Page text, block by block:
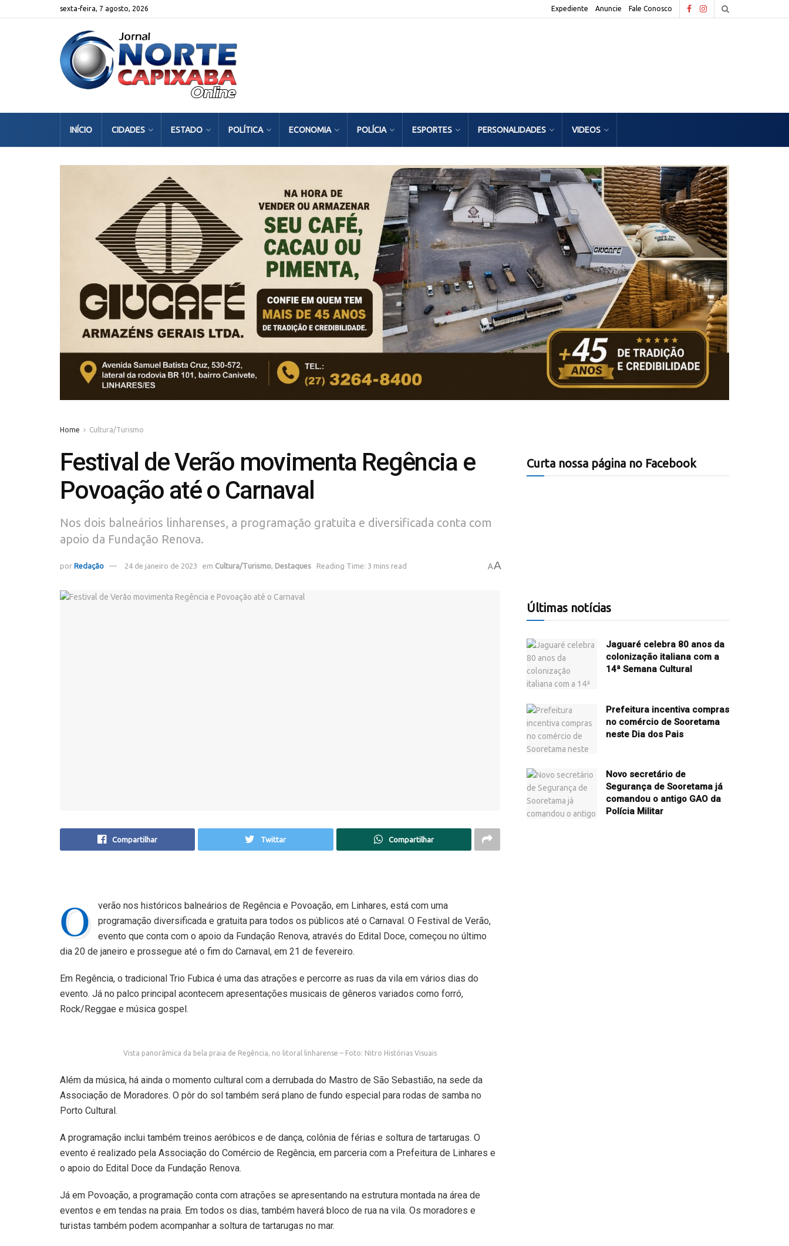
sexta-feira, 7 agosto, 2026 Expediente Anuncie Fale Conosco
INÍCIO CIDADES ESTADO POLÍTICA ECONOMIA POLÍCIA ESPORTES PERSONALIDADES VIDEOS
Home Cultura/Turismo
Festival de Verão movimenta Regência e
Povoação até o Carnaval
Nos dois balneários linharenses, a programação gratuita e diversificada conta com
apoio da Fundação Renova.
por Redação 24 de janeiro de 2023 em Cultura/Turismo, Destaques Reading Time: 3 mins read AA
Compartilhar Twittar Compartilhar
O
verão nos históricos balneários de Regência e Povoação, em Linhares, está com uma
programação diversificada e gratuita para todos os públicos até o Carnaval. O Festival de Verão,
evento que conta com o apoio da Fundação Renova, através do Edital Doce, começou no último
dia 20 de janeiro e prossegue até o fim do Carnaval, em 21 de fevereiro.
Em Regência, o tradicional Trio Fubica é uma das atrações e percorre as ruas da vila em vários dias do
evento. Já no palco principal acontecem apresentações musicais de gêneros variados como forró,
Rock/Reggae e música gospel.
Vista panorâmica da bela praia de Regência, no litoral linharense – Foto: Nitro Histórias Visuais
Além da música, há ainda o momento cultural com a derrubada do Mastro de São Sebastião, na sede da
Associação de Moradores. O pôr do sol também será plano de fundo especial para rodas de samba no
Porto Cultural.
A programação inclui também treinos aeróbicos e de dança, colônia de férias e soltura de tartarugas. O
evento é realizado pela Associação do Comércio de Regência, em parceria com a Prefeitura de Linhares e
o apoio do Edital Doce da Fundação Renova.
Já em Povoação, a programação conta com atrações se apresentando na estrutura montada na área de
eventos e em tendas na praia. Em todos os dias, também haverá bloco de rua na vila. Os moradores e
turistas também podem acompanhar a soltura de tartarugas no mar.
Curta nossa página no Facebook
Últimas notícias
Jaguaré celebra 80 anos da
colonização italiana com a
14ª Semana Cultural
Prefeitura incentiva compras
no comércio de Sooretama
neste Dia dos Pais
Novo secretário de
Segurança de Sooretama já
comandou o antigo GAO da
Polícia Militar